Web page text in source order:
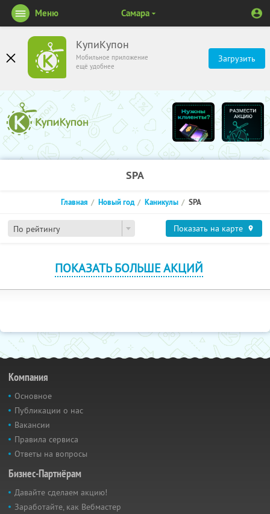
КупиКупон
Мобильное приложение
ещё удобнее
Загрузить
Меню Самара
SPA
По рейтингу
Главная Новый год Каникулы SPA
Показать на карте
ПОКАЗАТЬ БОЛЬШЕ АКЦИЙ
Компания
Основное
Публикации о нас
Вакансии
Правила сервиса
Ответы на вопросы
Бизнес-Партнёрам
Давайте сделаем акцию!
Заработайте, как Вебмастер